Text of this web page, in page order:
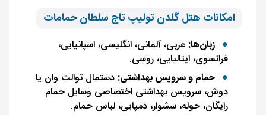
امکانات هتل گلدن تولیپ تاج سلطان حمامات
زبان‌ها: عربی، آلمانی، انگلیسی، اسپانیایی،
فرانسوی، ایتالیایی، روسی.
حمام و سرویس بهداشتی: دستمال توالت وان یا
دوش، سرویس بهداشتی اختصاصی وسایل حمام
رایگان، حوله، سشوار، دمپایی، لباس حمام.